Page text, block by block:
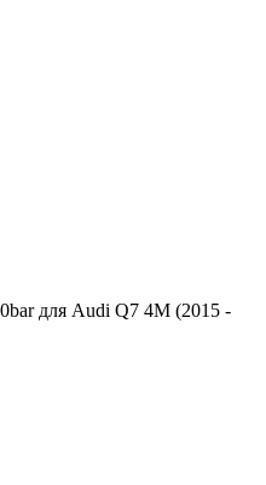
для Audi Q7 4M (2015 -